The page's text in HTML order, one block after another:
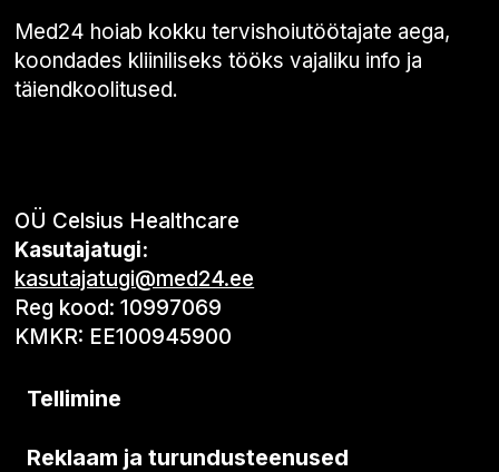
Med24 hoiab kokku tervishoiutöötajate aega,
koondades kliiniliseks tööks vajaliku info ja
täiendkoolitused.
OÜ Celsius Healthcare
Kasutajatugi:
kasutajatugi@med24.ee
Reg kood: 10997069
KMKR: EE100945900
Tellimine
Reklaam ja turundusteenused